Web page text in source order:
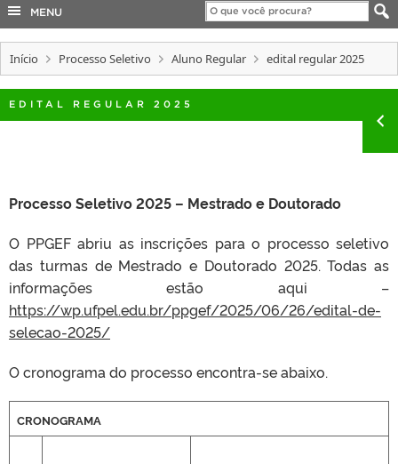
MENU
Início Processo Seletivo Aluno Regular edital regular 2025
EDITAL REGULAR 2025
Processo Seletivo 2025 – Mestrado e Doutorado
O PPGEF abriu as inscrições para o processo seletivo
das turmas de Mestrado e Doutorado 2025. Todas as
informações estão aqui –
https://wp.ufpel.edu.br/ppgef/2025/06/26/edital-de-
selecao-2025/
O cronograma do processo encontra-se abaixo.
CRONOGRAMA